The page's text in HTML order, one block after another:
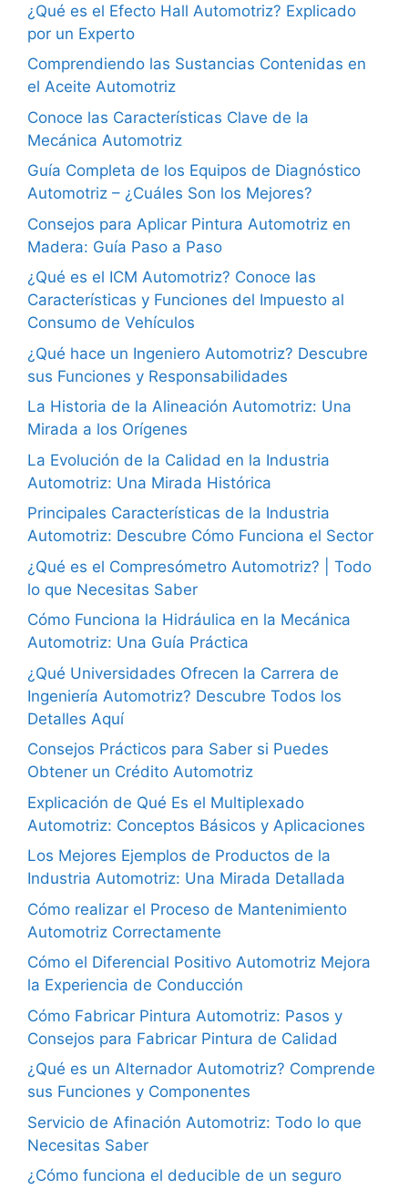
¿Qué es el Efecto Hall Automotriz? Explicado
por un Experto
Comprendiendo las Sustancias Contenidas en
el Aceite Automotriz
Conoce las Características Clave de la
Mecánica Automotriz
Guía Completa de los Equipos de Diagnóstico
Automotriz – ¿Cuáles Son los Mejores?
Consejos para Aplicar Pintura Automotriz en
Madera: Guía Paso a Paso
¿Qué es el ICM Automotriz? Conoce las
Características y Funciones del Impuesto al
Consumo de Vehículos
¿Qué hace un Ingeniero Automotriz? Descubre
sus Funciones y Responsabilidades
La Historia de la Alineación Automotriz: Una
Mirada a los Orígenes
La Evolución de la Calidad en la Industria
Automotriz: Una Mirada Histórica
Principales Características de la Industria
Automotriz: Descubre Cómo Funciona el Sector
¿Qué es el Compresómetro Automotriz? | Todo
lo que Necesitas Saber
Cómo Funciona la Hidráulica en la Mecánica
Automotriz: Una Guía Práctica
¿Qué Universidades Ofrecen la Carrera de
Ingeniería Automotriz? Descubre Todos los
Detalles Aquí
Consejos Prácticos para Saber si Puedes
Obtener un Crédito Automotriz
Explicación de Qué Es el Multiplexado
Automotriz: Conceptos Básicos y Aplicaciones
Los Mejores Ejemplos de Productos de la
Industria Automotriz: Una Mirada Detallada
Cómo realizar el Proceso de Mantenimiento
Automotriz Correctamente
Cómo el Diferencial Positivo Automotriz Mejora
la Experiencia de Conducción
Cómo Fabricar Pintura Automotriz: Pasos y
Consejos para Fabricar Pintura de Calidad
¿Qué es un Alternador Automotriz? Comprende
sus Funciones y Componentes
Servicio de Afinación Automotriz: Todo lo que
Necesitas Saber
¿Cómo funciona el deducible de un seguro